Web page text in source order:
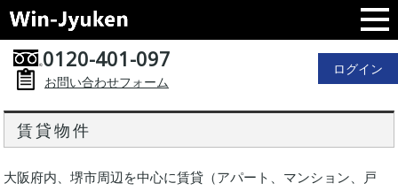
0120-401-097
お問い合わせフォーム
ログイン
賃貸物件
大阪府内、堺市周辺を中心に賃貸（アパート、マンション、戸